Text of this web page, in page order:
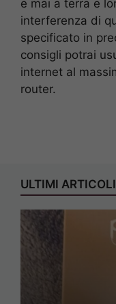
e mai a terra e
interferenza di
specificato in
consigli potrai
internet al
router.
ULTIMI ARTICOLI